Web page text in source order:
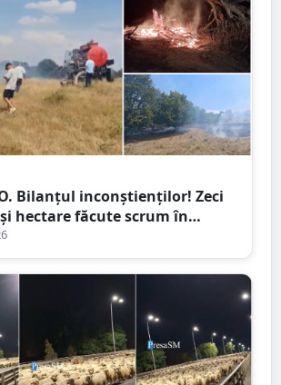
Bilanțul inconștienților! Zeci
hectare făcute scrum în